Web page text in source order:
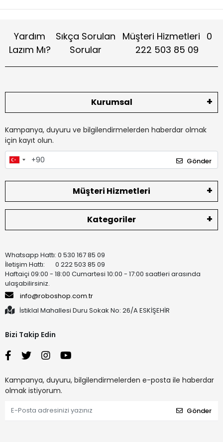
Yardım
Lazım Mı?
Sıkça Sorulan
Sorular
Müşteri Hizmetleri 0
222 503 85 09
Kurumsal
Kampanya, duyuru ve bilgilendirmelerden haberdar olmak
için kayıt olun.
Gönder
Müşteri Hizmetleri
Kategoriler
Whatsapp Hattı: 0 530 167 85 09
İletişim Hattı: 0 222 503 85 09
Haftaiçi 09:00 - 18:00 Cumartesi 10:00 - 17:00 saatleri arasında
ulaşabilirsiniz.
info@roboshop.com.tr
İstiklal Mahallesi Duru Sokak No: 26/A ESKİŞEHİR
Bizi Takip Edin
Kampanya, duyuru, bilgilendirmelerden e-posta ile haberdar
olmak istiyorum.
Gönder